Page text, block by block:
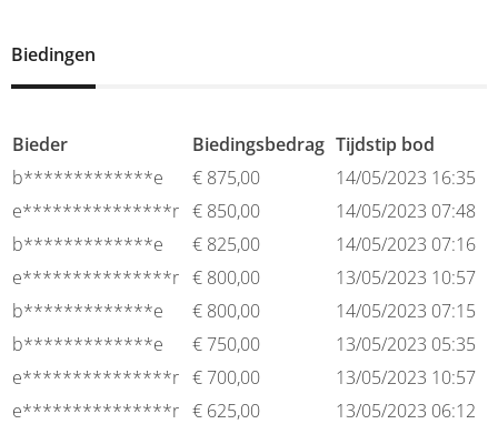
Biedingen
Bieder Biedingsbedrag Tijdstip bod
b*************e
€ 875,00
14/05/2023 16:35
e***************r € 850,00
14/05/2023 07:48
b*************e
€ 825,00
14/05/2023 07:16
e***************r € 800,00
13/05/2023 10:57
b*************e
€ 800,00
14/05/2023 07:15
b*************e
€ 750,00
13/05/2023 05:35
e***************r € 700,00
13/05/2023 10:57
e***************r € 625,00
13/05/2023 06:12